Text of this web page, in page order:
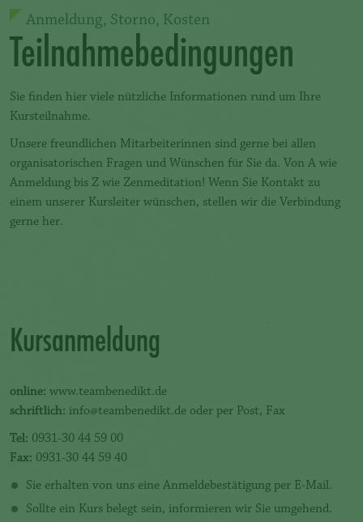
Anmeldung, Storno, Kosten
Teilnahmebedingungen
Sie finden hier viele nützliche Informationen rund um Ihre
Kursteilnahme.
Unsere freundlichen Mitarbeiterinnen sind gerne bei allen
organisatorischen Fragen und Wünschen für Sie da. Von A wie
Anmeldung bis Z wie Zenmeditation! Wenn Sie Kontakt zu
einem unserer Kursleiter wünschen, stellen wir die Verbindung
gerne her.
Kursanmeldung
online: www.teambenedikt.de
schriftlich: info@teambenedikt.de oder per Post, Fax
Tel: 0931-30 44 59 00
Fax: 0931-30 44 59 40
Sie erhalten von uns eine Anmeldebestätigung per E-Mail.
Sollte ein Kurs belegt sein, informieren wir Sie umgehend.